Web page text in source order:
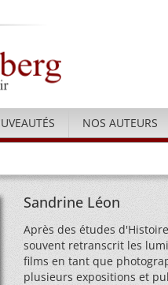
NOS AUTEURS
Sandrine Léon
Après des études
souvent retranscrit les
films en tant que
plusieurs expositions et